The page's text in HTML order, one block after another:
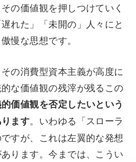
の価値観を押しつけていく
れた」「未開の」人々にと
慢な思想です。
の消費型資本主義が高度に
な価値観の残滓が残るこの
価値観を否定したいという
ます。いわゆる「スローラ
すが、これは左翼的な発想
ります。今までは、こうい